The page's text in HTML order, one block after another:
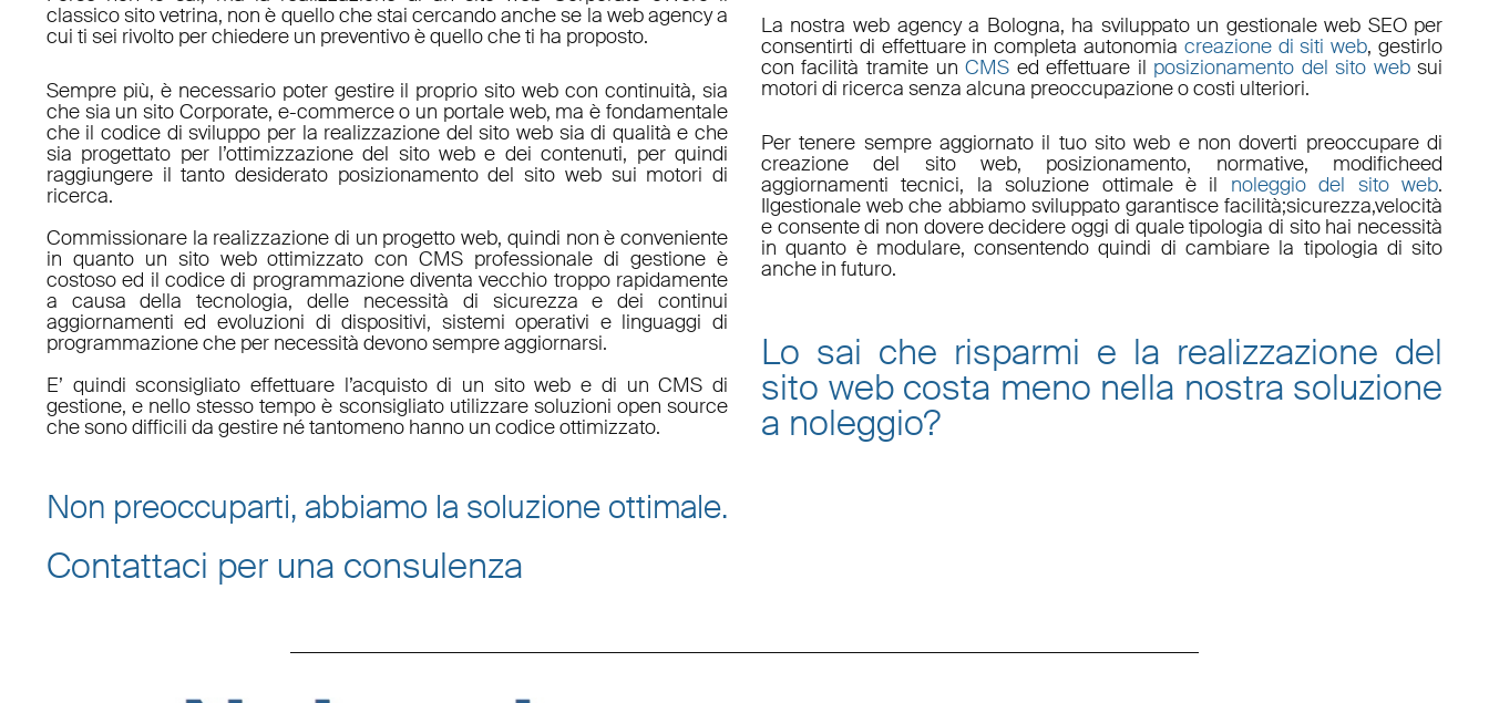
classico sito vetrina, non è quello che stai cercando anche se la web agency a
cui ti sei rivolto per chiedere un preventivo è quello che ti ha proposto.
Sempre più, è necessario poter gestire il proprio sito web con continuità, sia
che sia un sito Corporate, e-commerce o un portale web, ma è fondamentale
che il codice di sviluppo per la realizzazione del sito web sia di qualità e che
sia progettato per l’ottimizzazione del sito web e dei contenuti, per quindi
raggiungere il tanto desiderato posizionamento del sito web sui motori di
ricerca.
Commissionare la realizzazione di un progetto web, quindi non è conveniente
in quanto un sito web ottimizzato con CMS professionale di gestione è
costoso ed il codice di programmazione diventa vecchio troppo rapidamente
a causa della tecnologia, delle necessità di sicurezza e dei continui
aggiornamenti ed evoluzioni di dispositivi, sistemi operativi e linguaggi di
programmazione che per necessità devono sempre aggiornarsi.
E’ quindi sconsigliato effettuare l’acquisto di un sito web e di un CMS di
gestione, e nello stesso tempo è sconsigliato utilizzare soluzioni open source
che sono difficili da gestire né tantomeno hanno un codice ottimizzato.
Non preoccuparti, abbiamo la soluzione ottimale.
Contattaci per una consulenza
La nostraweb agency a Bologna, ha sviluppato un gestionale web SEOper
consentirti di effettuare in completa autonomia creazione di siti web, gestirlo
con facilità tramite unCMS ed effettuare il posizionamento del sito websui
motori di ricerca senza alcuna preoccupazione o costi ulteriori.
Per tenere sempre aggiornato il tuo sito web e non doverti preoccupare di
creazione del sito web, posizionamento, normative, modificheed
aggiornamenti tecnici, la soluzione ottimale è il noleggio del sito web.
Ilgestionale webche abbiamo sviluppato garantiscefacilità;sicurezza,velocità
e consente di non dovere decidere oggi di quale tipologia di sito hai necessità
in quanto è modulare, consentendo quindi di cambiare la tipologia di sito
anche in futuro.
Lo sai che risparmi e la realizzazione del
sito webcosta meno nella nostra soluzione
a noleggio?